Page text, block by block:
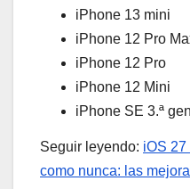
iPhone 13 mini
iPhone 12 Pro
iPhone 12 Pro
iPhone 12 Mini
iPhone SE 3.ª
Seguir leyendo: iOS
como nunca: las